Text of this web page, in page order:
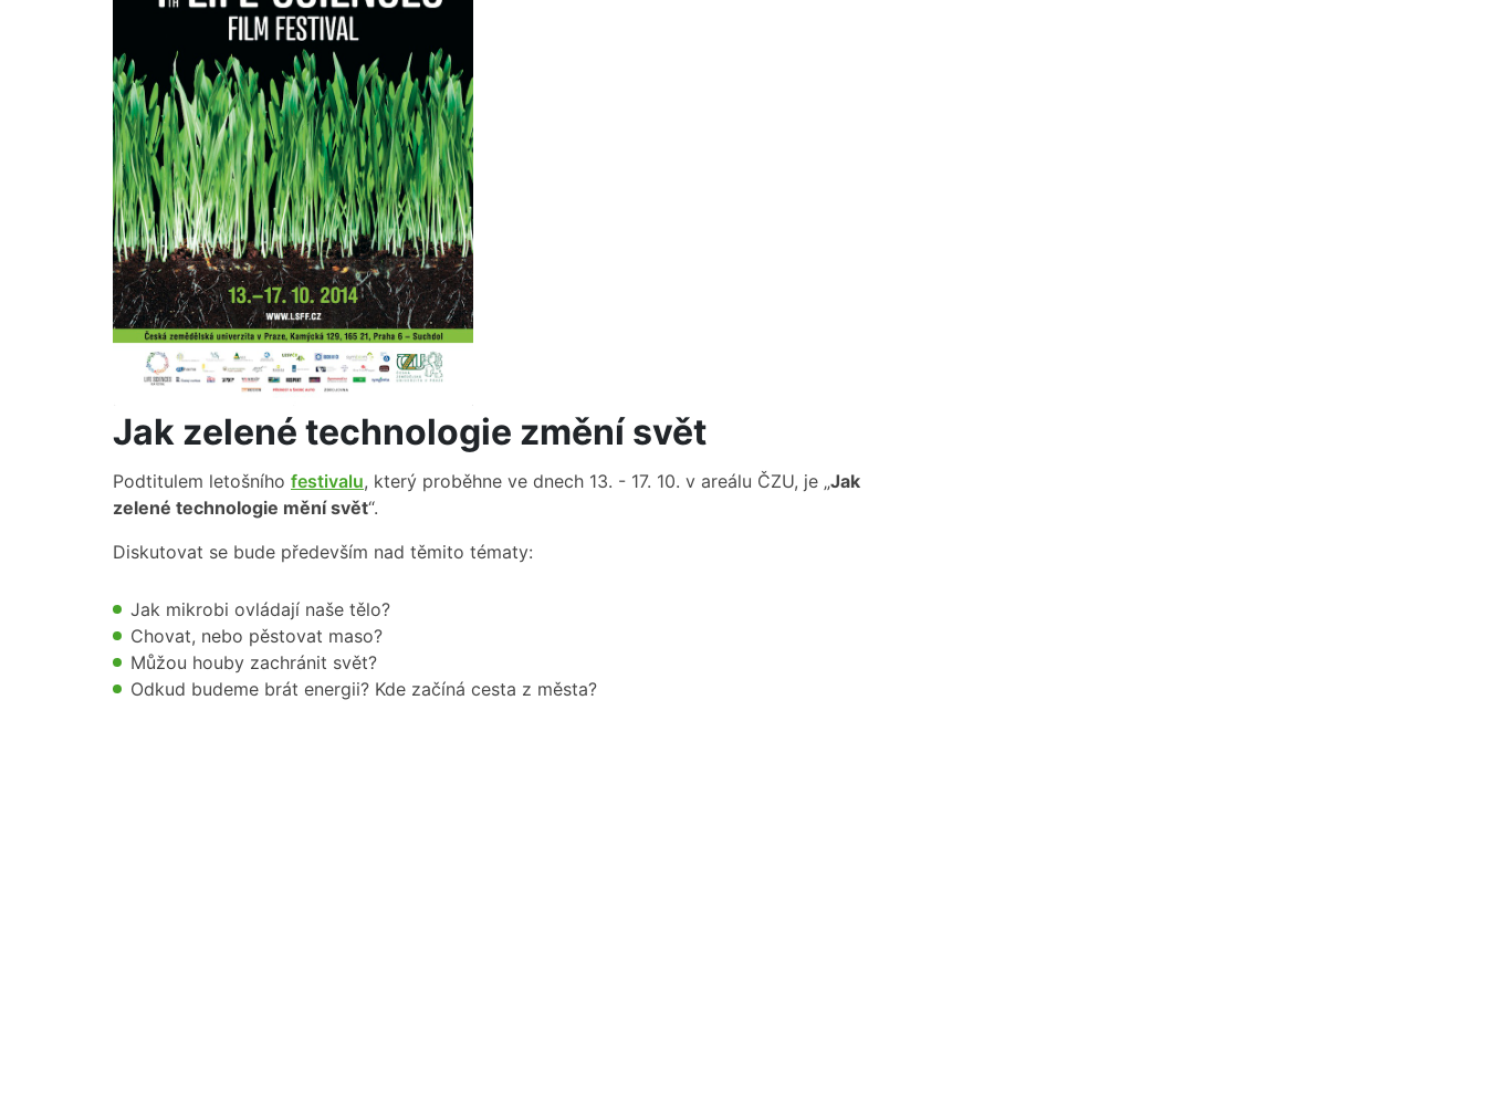
Jak zelené technologie změní svět
Podtitulem letošního festivalu, který proběhne ve dnech 13. - 17. 10. v areálu ČZU, je „Jak
zelené technologie mění svět“.
Diskutovat se bude především nad těmito tématy:
Jak mikrobi ovládají naše tělo?
Chovat, nebo pěstovat maso?
Můžou houby zachránit svět?
Odkud budeme brát energii? Kde začíná cesta z města?